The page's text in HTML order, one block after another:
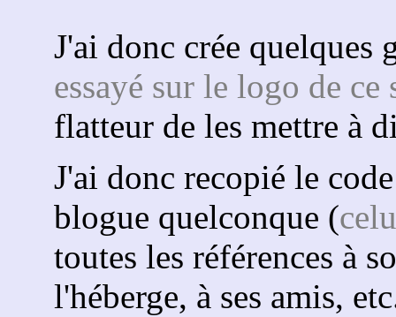
J'ai donc crée quelques
essayé sur le logo de ce
flatteur de les mettre à
J'ai donc recopié le
blogue quelconque (
toutes les références à
l'héberge, à ses amis,